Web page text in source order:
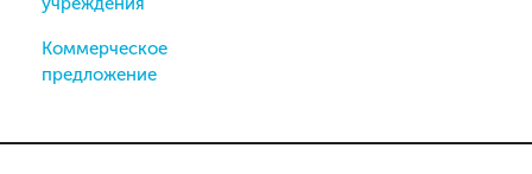
Коммерческое
предложение